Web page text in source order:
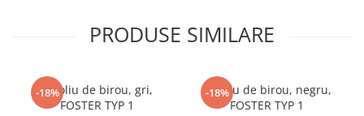
Canapele birou
Dulapuri birou/bibliorafturi
PRODUSE SIMILARE
-18%
Fotoliu de birou, gri,
FOSTER TYP 1
-18%
Fotoliu de birou, negru,
FOSTER TYP 1